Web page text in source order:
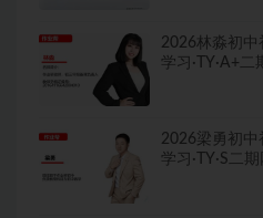
2026林淼初中
学习·TY·A+二
2026梁勇初中
学习·TY·S二